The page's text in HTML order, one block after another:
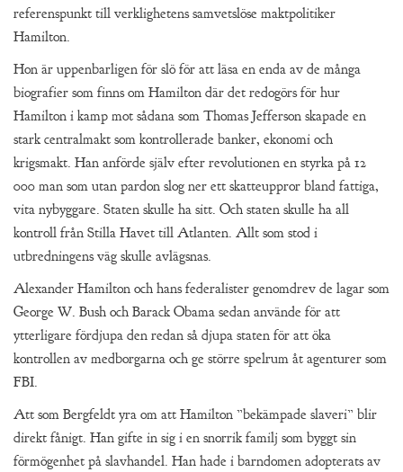
referenspunkt till verklighetens samvetslöse maktpolitiker
Hamilton.
Hon är uppenbarligen för slö för att läsa en enda av de många
biografier som finns om Hamilton där det redogörs för hur
Hamilton i kamp mot sådana som Thomas Jefferson skapade en
stark centralmakt som kontrollerade banker, ekonomi och
krigsmakt. Han anförde själv efter revolutionen en styrka på 12
000 man som utan pardon slog ner ett skatteuppror bland fattiga,
vita nybyggare. Staten skulle ha sitt. Och staten skulle ha all
kontroll från Stilla Havet till Atlanten. Allt som stod i
utbredningens väg skulle avlägsnas.
Alexander Hamilton och hans federalister genomdrev de lagar som
George W. Bush och Barack Obama sedan använde för att
ytterligare fördjupa den redan så djupa staten för att öka
kontrollen av medborgarna och ge större spelrum åt agenturer som
FBI.
Att som Bergfeldt yra om att Hamilton ”bekämpade slaveri” blir
direkt fånigt. Han gifte in sig i en snorrik familj som byggt sin
förmögenhet på slavhandel. Han hade i barndomen adopterats av